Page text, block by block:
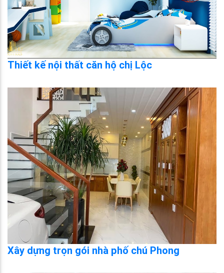
Thiết kế nội thất căn hộ chị Lộc
Xây dựng trọn gói nhà phố chú Phong